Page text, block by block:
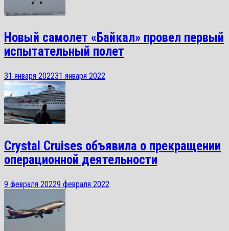
Новый самолет «Байкал» провел первый
испытательный полет
31 января 202231 января 2022
Crystal Cruises объявила о прекращении
операционной деятельности
9 февраля 20229 февраля 2022